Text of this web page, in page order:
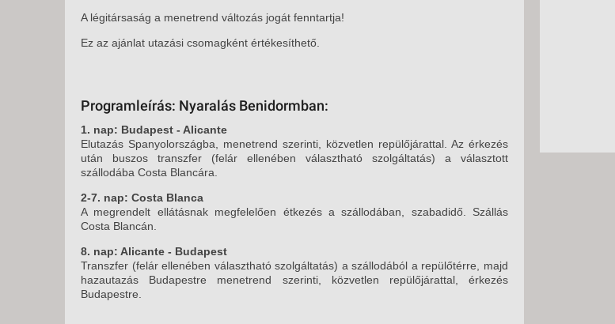
A légitársaság a menetrend változás jogát fenntartja!
Ez az ajánlat utazási csomagként értékesíthető.
Programleírás: Nyaralás Benidormban:
1. nap: Budapest - Alicante
Elutazás Spanyolországba, menetrend szerinti, közvetlen repülőjárattal. Az érkezés
után buszos transzfer (felár ellenében választható szolgáltatás) a választott
szállodába Costa Blancára.
2-7. nap: Costa Blanca
A megrendelt ellátásnak megfelelően étkezés a szállodában, szabadidő. Szállás
Costa Blancán.
8. nap: Alicante - Budapest
Transzfer (felár ellenében választható szolgáltatás) a szállodából a repülőtérre, majd
hazautazás Budapestre menetrend szerinti, közvetlen repülőjárattal, érkezés
Budapestre.